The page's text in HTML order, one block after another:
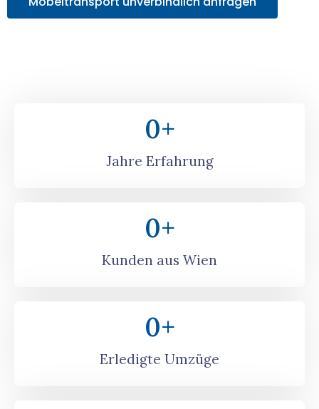
Jahre Erfahrung
0+
Kunden aus Wien
0+
Erledigte Umzüge
0+